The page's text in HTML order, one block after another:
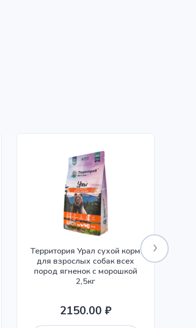
Территория Урал сухой корм
для взрослых собак всех
пород ягненок с морошкой
2,5кг
2150.00 ₽